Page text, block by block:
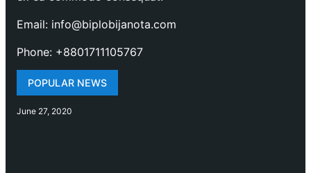
Email: info@biplobijanota.com
Phone: +8801711105767
POPULAR NEWS
June 27, 2020